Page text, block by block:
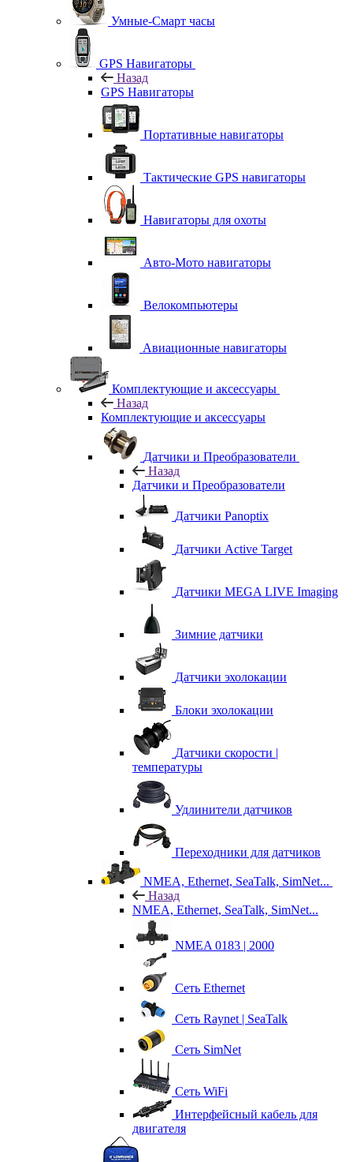
Умные-Смарт часы
GPS Навигаторы
Назад
GPS Навигаторы
Портативные навигаторы
Тактические GPS навигаторы
Навигаторы для охоты
Авто-Мото навигаторы
Велокомпьютеры
Авиационные навигаторы
Комплектующие и аксессуары
Назад
Комплектующие и аксессуары
Датчики и Преобразователи
Назад
Датчики и Преобразователи
Датчики Panoptix
Датчики Active Target
Датчики MEGA LIVE Imaging
Зимние датчики
Датчики эхолокации
Блоки эхолокации
Датчики скорости |
температуры
Удлинители датчиков
Переходники для датчиков
NMEA, Ethernet, SeaTalk, SimNet...
Назад
NMEA, Ethernet, SeaTalk, SimNet...
NMEA 0183 | 2000
Сеть Ethernet
Сеть Raynet | SeaTalk
Сеть SimNet
Сеть WiFi
Интерфейсный кабель для
двигателя